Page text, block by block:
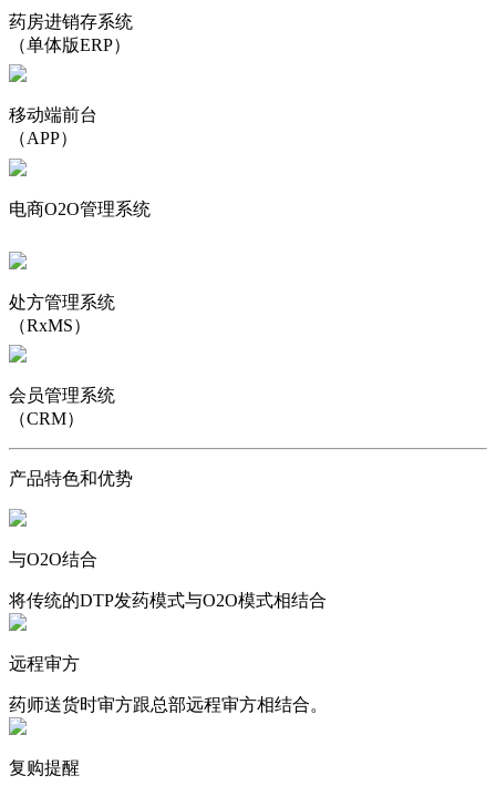
药房进销存系统
（单体版ERP）
移动端前台
（APP）
电商O2O管理系统
处方管理系统
（RxMS）
会员管理系统
（CRM）
产品特色和优势
与O2O结合
将传统的DTP发药模式与O2O模式相结合
远程审方
药师送货时审方跟总部远程审方相结合。
复购提醒